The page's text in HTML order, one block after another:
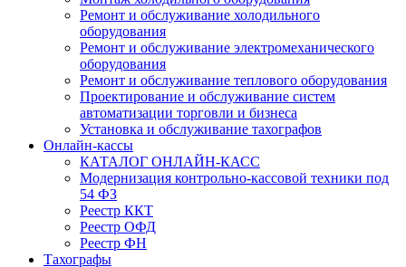
Ремонт и обслуживание холодильного
оборудования
Ремонт и обслуживание электромеханического
оборудования
Ремонт и обслуживание теплового оборудования
Проектирование и обслуживание систем
автоматизации торговли и бизнеса
Установка и обслуживание тахографов
Онлайн-кассы
КАТАЛОГ ОНЛАЙН-КАСС
Модернизация контрольно-кассовой техники под
54 ФЗ
Реестр ККТ
Реестр ОФД
Реестр ФН
Тахографы